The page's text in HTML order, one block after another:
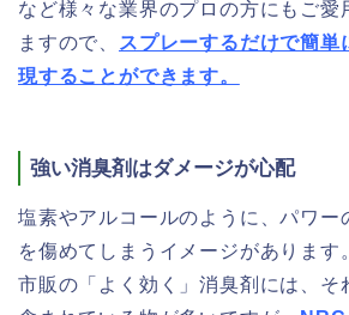
など様々な業界のプロの方にもご愛
ますので、
スプレーするだけで簡単
現することができます。
強い消臭剤はダメージが心配
塩素やアルコールのように、パワー
を傷めてしまうイメージがあります
市販の「よく効く」消臭剤には、そ